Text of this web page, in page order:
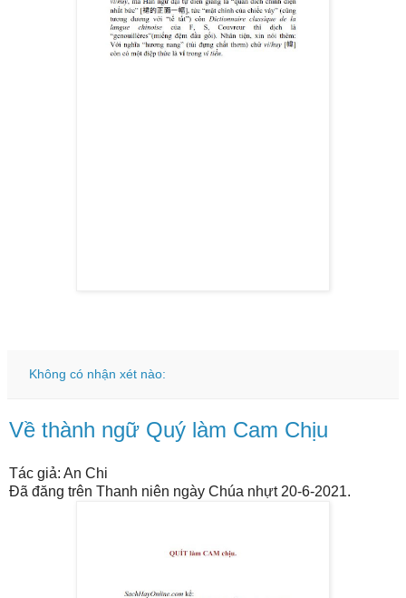
Không có nhận xét nào:
Về thành ngữ Quý làm Cam Chịu
Tác giả: An Chi
Đã đăng trên Thanh niên ngày Chúa nhựt 20-6-2021.